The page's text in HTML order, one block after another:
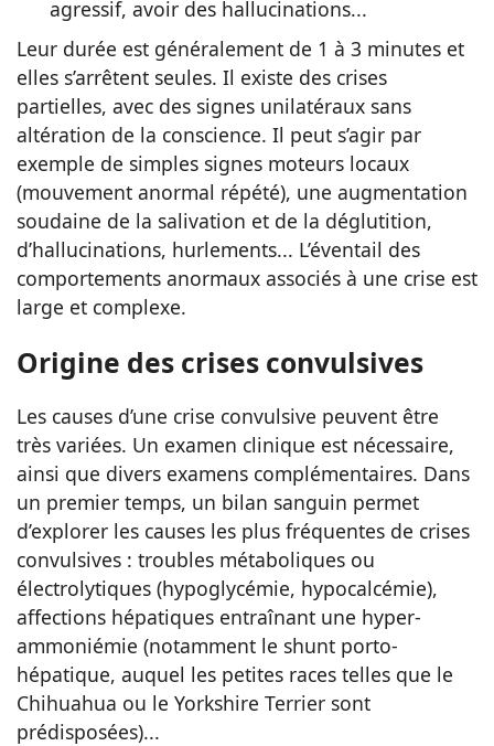
agressif, avoir des hallucinations...
Leur durée est généralement de 1 à 3 minutes et
elles s’arrêtent seules. Il existe des crises
partielles, avec des signes unilatéraux sans
altération de la conscience. Il peut s’agir par
exemple de simples signes moteurs locaux
(mouvement anormal répété), une augmentation
soudaine de la salivation et de la déglutition,
d’hallucinations, hurlements... L’éventail des
comportements anormaux associés à une crise est
large et complexe.
Origine des crises convulsives
Les causes d’une crise convulsive peuvent être
très variées. Un examen clinique est nécessaire,
ainsi que divers examens complémentaires. Dans
un premier temps, un bilan sanguin permet
d’explorer les causes les plus fréquentes de crises
convulsives : troubles métaboliques ou
électrolytiques (hypoglycémie, hypocalcémie),
affections hépatiques entraînant une hyper-
ammoniémie (notamment le shunt porto-
hépatique, auquel les petites races telles que le
Chihuahua ou le Yorkshire Terrier sont
prédisposées)...